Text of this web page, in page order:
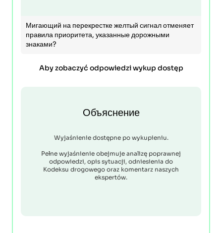
Мигающий на перекрестке желтый сигнал отменяет
правила приоритета, указанные дорожными
знаками?
Aby zobaczyć odpowiedzi wykup dostęp
Объяснение
Wyjaśnienie dostępne po wykupieniu.
Pełne wyjaśnienie obejmuje analizę poprawnej
odpowiedzi, opis sytuacji, odniesienia do
Kodeksu drogowego oraz komentarz naszych
ekspertów.